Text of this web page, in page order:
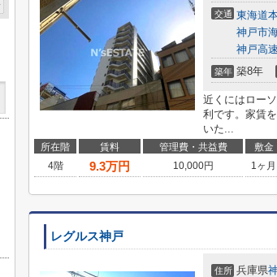
交通 東海道
神戸市
神戸高
築年 築8年
近くにはロー
利です。家賃
いた...
所在階 賃料 管理費・共益費 敷金
4階
9.3万円 10,000円 1ヶ月
レグルス神戸
住所 兵庫県